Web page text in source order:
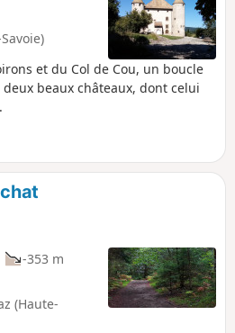
et du Col de Cou, un boucle
beaux châteaux, dont celui
-353 m
(Haute-